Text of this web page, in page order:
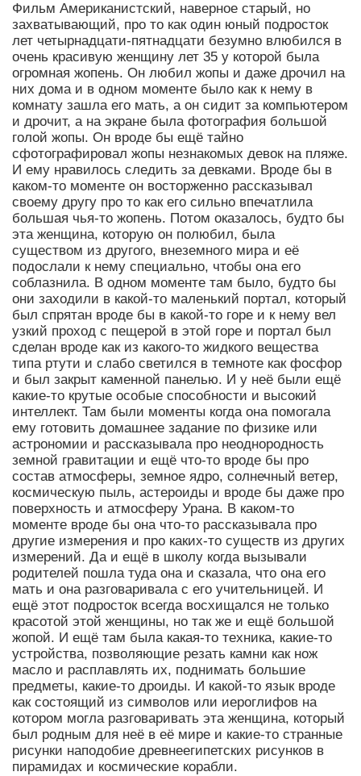
Фильм Американистский, наверное старый, но
захватывающий, про то как один юный подросток
лет четырнадцати-пятнадцати безумно влюбился в
очень красивую женщину лет 35 у которой была
огромная жопень. Он любил жопы и даже дрочил на
них дома и в одном моменте было как к нему в
комнату зашла его мать, а он сидит за компьютером
и дрочит, а на экране была фотография большой
голой жопы. Он вроде бы ещё тайно
сфотографировал жопы незнакомых девок на пляже.
И ему нравилось следить за девками. Вроде бы в
каком-то моменте он восторженно рассказывал
своему другу про то как его сильно впечатлила
большая чья-то жопень. Потом оказалось, будто бы
эта женщина, которую он полюбил, была
существом из другого, внеземного мира и её
подослали к нему специально, чтобы она его
соблазнила. В одном моменте там было, будто бы
они заходили в какой-то маленький портал, который
был спрятан вроде бы в какой-то горе и к нему вел
узкий проход с пещерой в этой горе и портал был
сделан вроде как из какого-то жидкого вещества
типа ртути и слабо светился в темноте как фосфор
и был закрыт каменной панелью. И у неё были ещё
какие-то крутые особые способности и высокий
интеллект. Там были моменты когда она помогала
ему готовить домашнее задание по физике или
астрономии и рассказывала про неоднородность
земной гравитации и ещё что-то вроде бы про
состав атмосферы, земное ядро, солнечный ветер,
космическую пыль, астероиды и вроде бы даже про
поверхность и атмосферу Урана. В каком-то
моменте вроде бы она что-то рассказывала про
другие измерения и про каких-то существ из других
измерений. Да и ещё в школу когда вызывали
родителей пошла туда она и сказала, что она его
мать и она разговаривала с его учительницей. И
ещё этот подросток всегда восхищался не только
красотой этой женщины, но так же и ещё большой
жопой. И ещё там была какая-то техника, какие-то
устройства, позволяющие резать камни как нож
масло и расплавлять их, поднимать большие
предметы, какие-то дроиды. И какой-то язык вроде
как состоящий из символов или иероглифов на
котором могла разговаривать эта женщина, который
был родным для неё в её мире и какие-то странные
рисунки наподобие древнеегипетских рисунков в
пирамидах и космические корабли.